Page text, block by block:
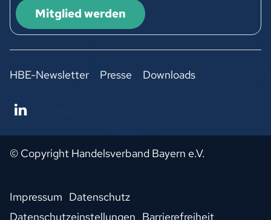
Mitglied werden
HBE-Newsletter Presse Downloads
© Copyright Handelsverband Bayern e.V.
Impressum Datenschutz
Datenschutzeinstellungen Barrierefreiheit